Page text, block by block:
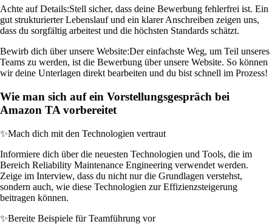
Achte auf Details:Stell sicher, dass deine Bewerbung fehlerfrei ist. Ein
gut strukturierter Lebenslauf und ein klarer Anschreiben zeigen uns,
dass du sorgfältig arbeitest und die höchsten Standards schätzt.
Bewirb dich über unsere Website:Der einfachste Weg, um Teil unseres
Teams zu werden, ist die Bewerbung über unsere Website. So können
wir deine Unterlagen direkt bearbeiten und du bist schnell im Prozess!
Wie man sich auf ein Vorstellungsgespräch bei
Amazon TA vorbereitet
✨Mach dich mit den Technologien vertraut
Informiere dich über die neuesten Technologien und Tools, die im
Bereich Reliability Maintenance Engineering verwendet werden.
Zeige im Interview, dass du nicht nur die Grundlagen verstehst,
sondern auch, wie diese Technologien zur Effizienzsteigerung
beitragen können.
✨Bereite Beispiele für Teamführung vor